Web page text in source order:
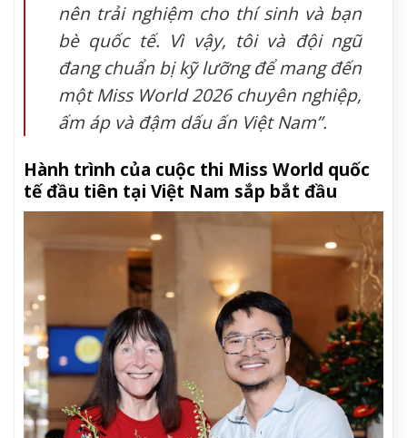
nên trải nghiệm cho thí sinh và bạn
bè quốc tế. Vì vậy, tôi và đội ngũ
đang chuẩn bị kỹ lưỡng để mang đến
một Miss World 2026 chuyên nghiệp,
ấm áp và đậm dấu ấn Việt Nam”.
Hành trình của cuộc thi Miss World quốc
tế đầu tiên tại Việt Nam sắp bắt đầu